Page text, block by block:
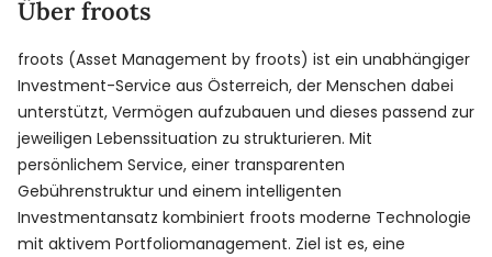
Über froots
froots (Asset Management by froots) ist ein unabhängiger
Investment-Service aus Österreich, der Menschen dabei
unterstützt, Vermögen aufzubauen und dieses passend zur
jeweiligen Lebenssituation zu strukturieren. Mit
persönlichem Service, einer transparenten
Gebührenstruktur und einem intelligenten
Investmentansatz kombiniert froots moderne Technologie
mit aktivem Portfoliomanagement. Ziel ist es, eine